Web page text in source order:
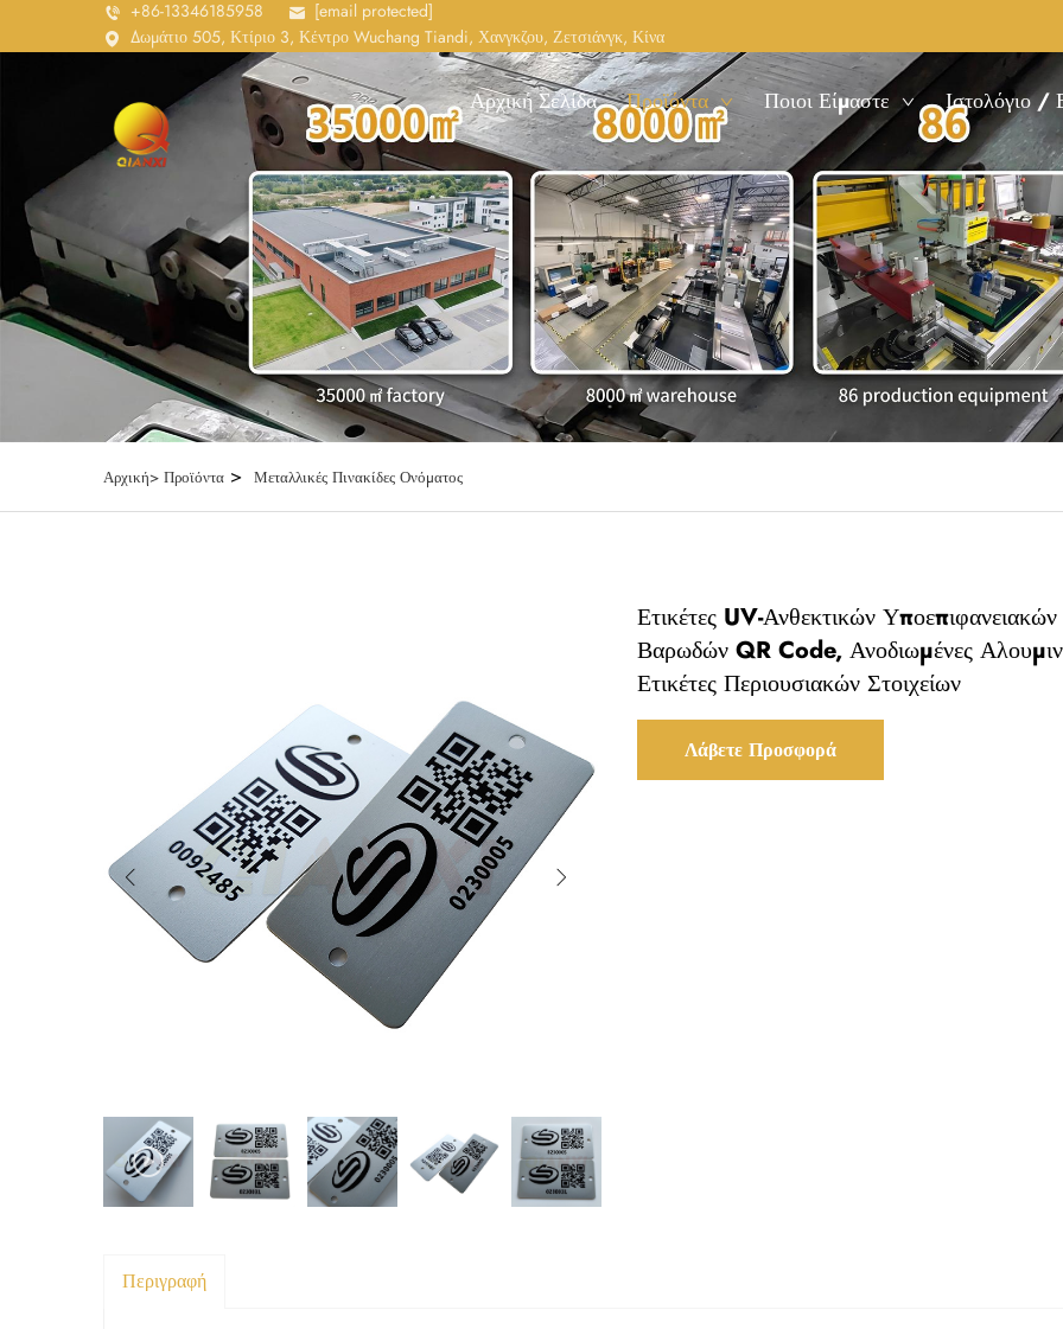
+86-13346185958
[email protected]
Δωμάτιο 505, Κτίριο 3, Κέντρο Wuchang Tiandi, Χανγκζου, Ζετσιάνγκ, Κίνα
Αρχική Σελίδα Προϊόντα Ποιοι Είμαστε Ιστολόγιο /
Αρχική> Προϊόντα > Μεταλλικές Πινακίδες Ονόματος
Ετικέτες UV-Ανθεκτικών Υποεπιφανειακών
Βαρωδών QR Code, Ανοδιωμένες
Ετικέτες Περιουσιακών Στοιχείων
Λάβετε Προσφορά
Περιγραφή